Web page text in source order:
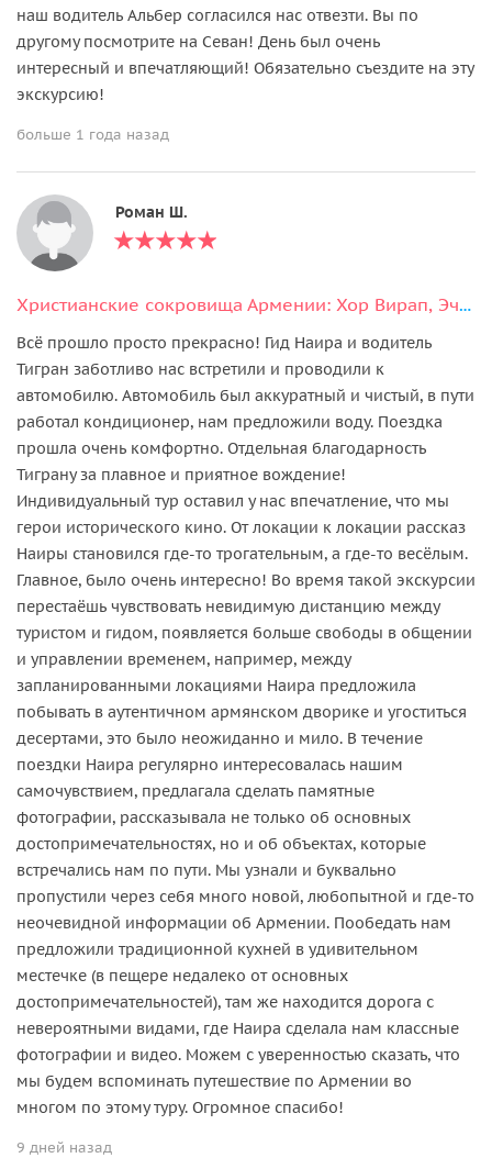
наш водитель Альбер согласился нас отвезти. Вы по
другому посмотрите на Севан! День был очень
интересный и впечатляющий! Обязательно съездите на эту
экскурсию!
больше 1 года назад
Роман Ш.
Христианские сокровища Армении: Хор Вирап, Эчмиадзин, Звартноц
Всё прошло просто прекрасно! Гид Наира и водитель
Тигран заботливо нас встретили и проводили к
автомобилю. Автомобиль был аккуратный и чистый, в пути
работал кондиционер, нам предложили воду. Поездка
прошла очень комфортно. Отдельная благодарность
Тиграну за плавное и приятное вождение!
Индивидуальный тур оставил у нас впечатление, что мы
герои исторического кино. От локации к локации рассказ
Наиры становился где-то трогательным, а где-то весёлым.
Главное, было очень интересно! Во время такой экскурсии
перестаёшь чувствовать невидимую дистанцию между
туристом и гидом, появляется больше свободы в общении
и управлении временем, например, между
запланированными локациями Наира предложила
побывать в аутентичном армянском дворике и угоститься
десертами, это было неожиданно и мило. В течение
поездки Наира регулярно интересовалась нашим
самочувствием, предлагала сделать памятные
фотографии, рассказывала не только об основных
достопримечательностях, но и об объектах, которые
встречались нам по пути. Мы узнали и буквально
пропустили через себя много новой, любопытной и где-то
неочевидной информации об Армении. Пообедать нам
предложили традиционной кухней в удивительном
местечке (в пещере недалеко от основных
достопримечательностей), там же находится дорога с
невероятными видами, где Наира сделала нам классные
фотографии и видео. Можем с уверенностью сказать, что
мы будем вспоминать путешествие по Армении во
многом по этому туру. Огромное спасибо!
9 дней назад